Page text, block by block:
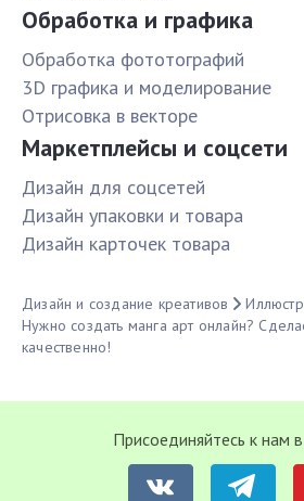
Обработка и графика
Обработка фототографий
3D графика и моделирование
Отрисовка в векторе
Маркетплейсы и соцсети
Дизайн для соцсетей
Дизайн упаковки и товара
Дизайн карточек товара
Дизайн и создание креативов
Нужно создать манга арт онлайн?
качественно!
Присоединяйтесь к нам